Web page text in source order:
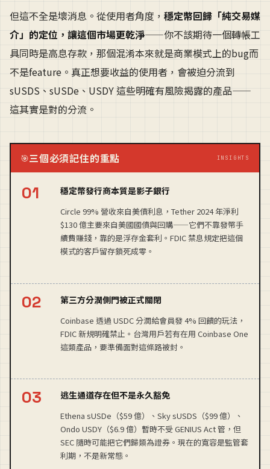
但這不全是壞消息。從使用者角度， 穩定幣回歸「純交易媒
介」的定位，讓這個市場更乾淨——你不該期待一個轉帳工
具同時是高息存款，那個混淆本來就是商業模式上的bug而
不是feature。真正想要收益的使用者，會被迫分流到
sUSDS、sUSDe、USDY 這些明確有風險揭露的產品——
這其實是對的分流。
🎯三個必須記住的重點 INSIGHTS
穩定幣發行商本質是影子銀行
Circle 99% 營收來自美債利息，Tether 2024 年淨利
$130 億主要來自美國國債與回購——它們不靠發幣手
續費賺錢，靠的是浮存金套利。FDIC 禁息規定把這個
模式的客戶留存鎖死成零。
第三方分潤側門被正式關閉
Coinbase 透過 USDC 分潤給會員發 4% 回饋的玩法，
FDIC 新規明確禁止。台灣用戶若有在用 Coinbase One
這類產品，要準備面對這條路被封。
逃生通道存在但不是永久豁免
Ethena sUSDe（$59 億）、Sky sUSDS（$99 億）、
Ondo USDY（$6.9 億）暫時不受 GENIUS Act 管，但
SEC 隨時可能把它們歸類為證券。現在的寬容是監管套
利期，不是新常態。